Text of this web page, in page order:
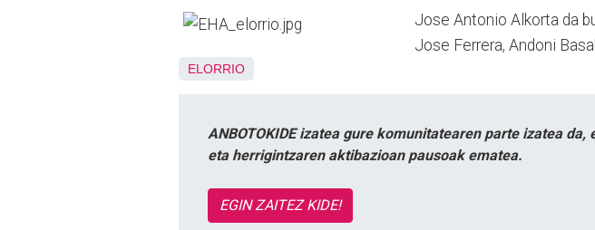
Jose Antonio Alkorta da
Jose Ferrera, Andoni
ELORRIO
ANBOTOKIDE izatea gure komunitatearen parte izatea
eta herrigintzaren aktibazioan pausoak ematea.
EGIN ZAITEZ KIDE!